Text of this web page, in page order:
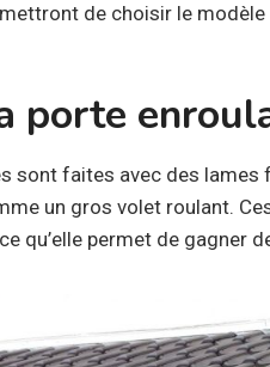
de choisir le
porte
sont faites avec des lames
un gros volet roulant.
qu’elle permet de gagner